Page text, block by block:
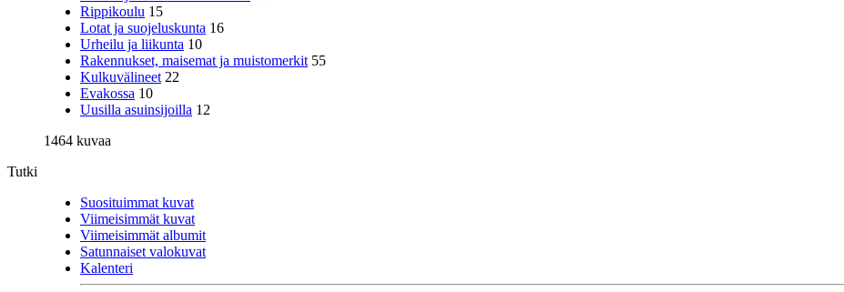
Rippikoulu 15
Lotat ja suojeluskunta 16
Urheilu ja liikunta 10
Rakennukset, maisemat ja muistomerkit 55
Kulkuvälineet 22
Evakossa 10
Uusilla asuinsijoilla 12
1464 kuvaa
Tutki
Suosituimmat kuvat
Viimeisimmät kuvat
Viimeisimmät albumit
Satunnaiset valokuvat
Kalenteri